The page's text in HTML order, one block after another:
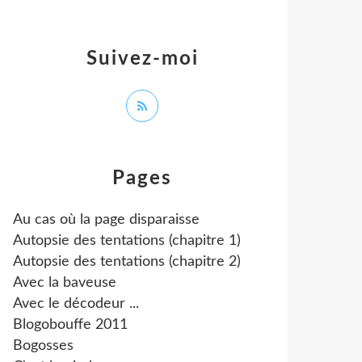
Pages
Au cas où la page disparaisse
Autopsie des tentations (chapitre 1)
Autopsie des tentations (chapitre 2)
Avec la baveuse
Avec le décodeur ...
Blogobouffe 2011
Bogosses
Suivez-moi